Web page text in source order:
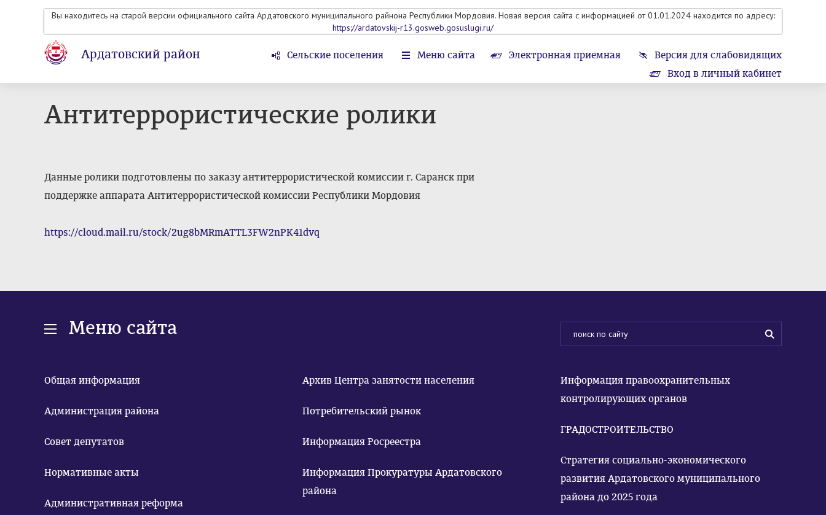
Вы находитесь на старой версии официального сайта Ардатовского муниципального райнона Республики Мордовия. Новая версия сайта с информацией от 01.01.2024 находится по адресу:
https://ardatovskij-r13.gosweb.gosuslugi.ru/
Ардатовский район Сельские поселения Меню сайта Электронная приемная
Версия для слабовидящих
Вход в личный кабинет
Антитеррористические ролики
Данные ролики подготовлены по заказу антитеррористической комиссии г. Саранск при
поддержке аппарата Антитеррористической комиссии Республики Мордовия
https://cloud.mail.ru/stock/2ug8bMRmATTL3FW2nPK41dvq
Меню сайта
Общая информация
Администрация района
Совет депутатов
Нормативные акты
Административная реформа
Архив Центра занятости населения
Потребительский рынок
Информация Росреестра
Информация Прокуратуры Ардатовского
района
Информация правоохранительных
контролирующих органов
ГРАДОСТРОИТЕЛЬСТВО
Стратегия социально-экономического
развития Ардатовского муниципального
района до 2025 года